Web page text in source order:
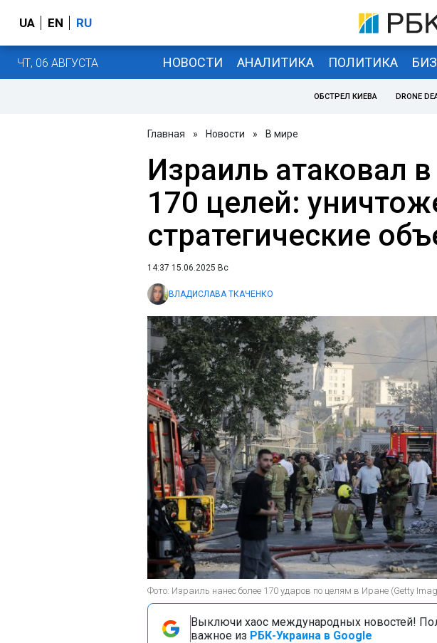
UA EN RU
ЧТ, 06 АВГУСТА НОВОСТИ АНАЛИТИКА ПОЛИТИКА
ОБСТРЕЛ КИЕВА DRONE
Главная » Новости » В мире
Израиль атаковал
170 целей:
стратегические
14:37 15.06.2025 Вс
ВЛАДИСЛАВА ТКАЧЕНКО
Фото: Израиль нанес более 170 ударов по целям в Иране (Getty
Выключи хаос международных новостей!
важное из РБК-Украина в Google